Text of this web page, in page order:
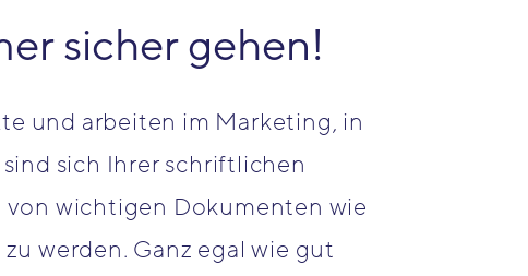
sicher gehen!
und arbeiten im Marketing, in
sich Ihrer schriftlichen
wichtigen Dokumenten wie
werden. Ganz egal wie gut